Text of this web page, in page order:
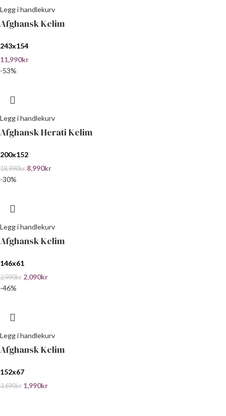
Legg i handlekurv
Afghansk Kelim
243x154
11,990kr
-53%
Legg i handlekurv
Afghansk Herati Kelim
200x152
18,990kr 8,990kr
-30%
Legg i handlekurv
Afghansk Kelim
146x61
2,990kr 2,090kr
-46%
Legg i handlekurv
Afghansk Kelim
152x67
3,690kr 1,990kr